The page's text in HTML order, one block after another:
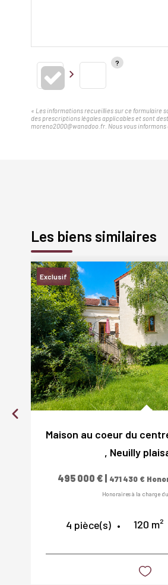
« Les informations recueillies sur ce formulaire
des prescriptions légales applicables et sont
moreno2000@wanadoo.fr. Nous vous
Les biens similaires
Exclusif
, Neuilly
495 000 € | 471 430 €
Honoraires à la charge
4 pièce(s) 120 m²